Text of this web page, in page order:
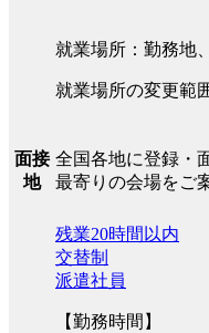
就業場所：勤務地
就業場所の変更範
面接
地
全国各地に登録・
最寄りの会場をご
残業20時間以内
交替制
派遣社員
【勤務時間】